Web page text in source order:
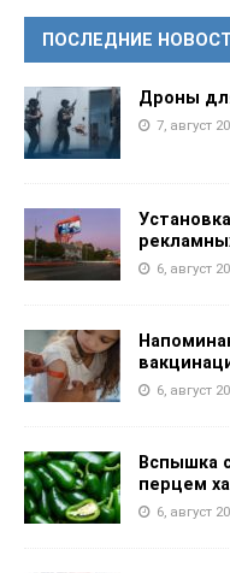
ПОСЛЕДНИЕ
Дроны
7, август
6, август
6, август
Вспышка
перцем
6, август